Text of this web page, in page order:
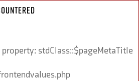
property: stdClass::$pageMetaTitle